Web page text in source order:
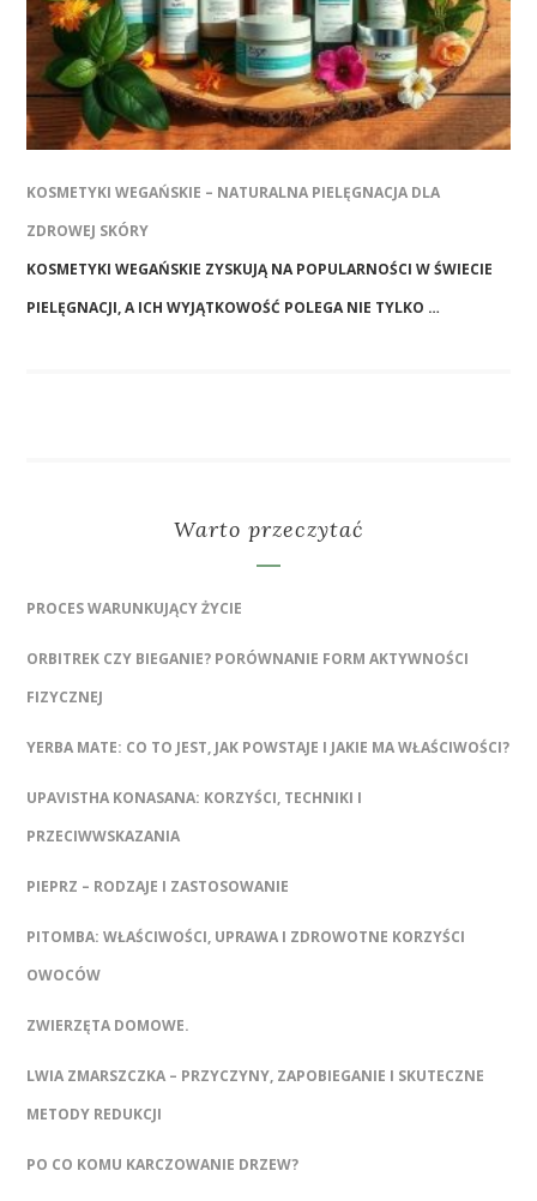
KOSMETYKI WEGAŃSKIE – NATURALNA PIELĘGNACJA DLA
ZDROWEJ SKÓRY
KOSMETYKI WEGAŃSKIE ZYSKUJĄ NA POPULARNOŚCI W ŚWIECIE
PIELĘGNACJI, A ICH WYJĄTKOWOŚĆ POLEGA NIE TYLKO …
Warto przeczytać
PROCES WARUNKUJĄCY ŻYCIE
ORBITREK CZY BIEGANIE? PORÓWNANIE FORM AKTYWNOŚCI
FIZYCZNEJ
YERBA MATE: CO TO JEST, JAK POWSTAJE I JAKIE MA WŁAŚCIWOŚCI?
UPAVISTHA KONASANA: KORZYŚCI, TECHNIKI I
PRZECIWWSKAZANIA
PIEPRZ – RODZAJE I ZASTOSOWANIE
PITOMBA: WŁAŚCIWOŚCI, UPRAWA I ZDROWOTNE KORZYŚCI
OWOCÓW
ZWIERZĘTA DOMOWE.
LWIA ZMARSZCZKA – PRZYCZYNY, ZAPOBIEGANIE I SKUTECZNE
METODY REDUKCJI
PO CO KOMU KARCZOWANIE DRZEW?